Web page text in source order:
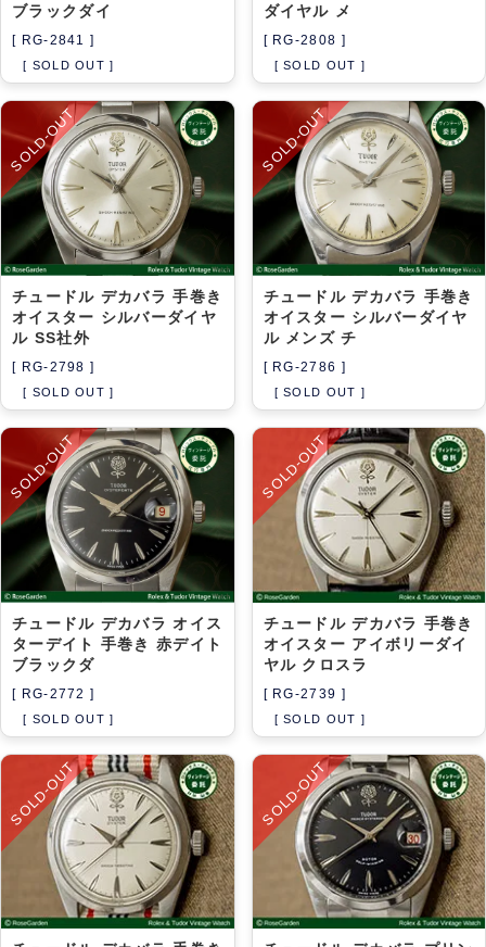
ブラックダイ
[ RG-2841 ]
[ SOLD OUT ]
ダイヤル メ
[ RG-2808 ]
[ SOLD OUT ]
SOLD-OUT
チュードル デカバラ 手巻き
オイスター シルバーダイヤ
ル SS社外
[ RG-2798 ]
[ SOLD OUT ]
SOLD-OUT
チュードル デカバラ 手巻き
オイスター シルバーダイヤ
ル メンズ チ
[ RG-2786 ]
[ SOLD OUT ]
SOLD-OUT
チュードル デカバラ オイス
ターデイト 手巻き 赤デイト
ブラックダ
[ RG-2772 ]
[ SOLD OUT ]
SOLD-OUT
チュードル デカバラ 手巻き
オイスター アイボリーダイ
ヤル クロスラ
[ RG-2739 ]
[ SOLD OUT ]
SOLD-OUT SOLD-OUT